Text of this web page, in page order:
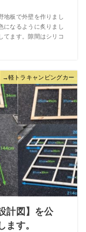
地板で外壁を作りまし
になるように炙りまし
てます。隙間はシリコ
→軽トラキャンピングカー
計図】を公
ます。